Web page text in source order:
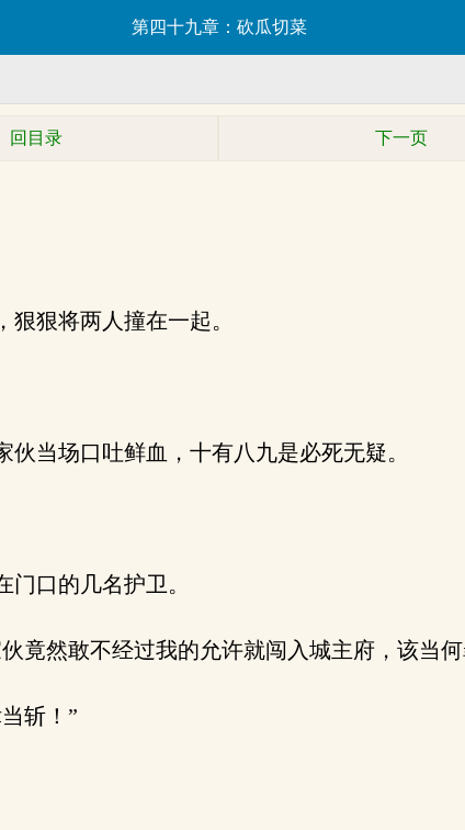
第四十九章：砍瓜切菜
回目录 下一页
狠将两人撞在一起。
当场口吐鲜血，十有八九是必死无疑。
口的几名护卫。
竟然敢不经过我的允许就闯入城主府，该当
斩！”